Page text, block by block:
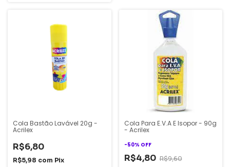
Cola Bastão Lavável 20g -
Acrilex
R$6,80
R$5,98 com Pix
Cola Para E.V.A E Isopor - 90g
- Acrilex
-50% OFF
R$4,80 R$9,60